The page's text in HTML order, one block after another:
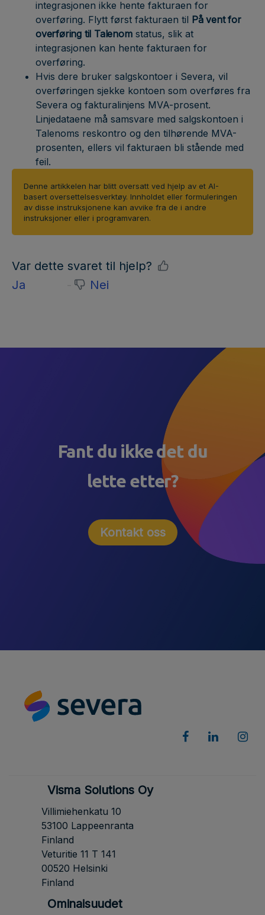
integrasjonen ikke hente fakturaen for
overføring. Flytt først fakturaen til På vent for
overføring til Talenomstatus, slik at
integrasjonen kan hente fakturaen for
overføring.
Hvis dere bruker salgskontoer i Severa, vil
overføringen sjekke kontoen som overføres fra
Severa og fakturalinjens MVA-prosent.
Linjedataene må samsvare med salgskontoen i
Talenoms reskontro og den tilhørende MVA-
prosenten, ellers vil fakturaen bli stående med
feil.
Denne artikkelen har blitt oversatt ved hjelp av et AI-
basert oversettelsesverktøy. Innholdet eller formuleringen
av disse instruksjonene kan avvike fra de i andre
instruksjoner eller i programvaren.
Var dette svaret til hjelp?
Ja
Nei
Fant du ikke det du
lette etter?
Kontakt oss
Visma Solutions Oy
Villimiehenkatu 10
53100 Lappeenranta
Finland
Veturitie 11 T 141
00520 Helsinki
Finland
Ominaisuudet